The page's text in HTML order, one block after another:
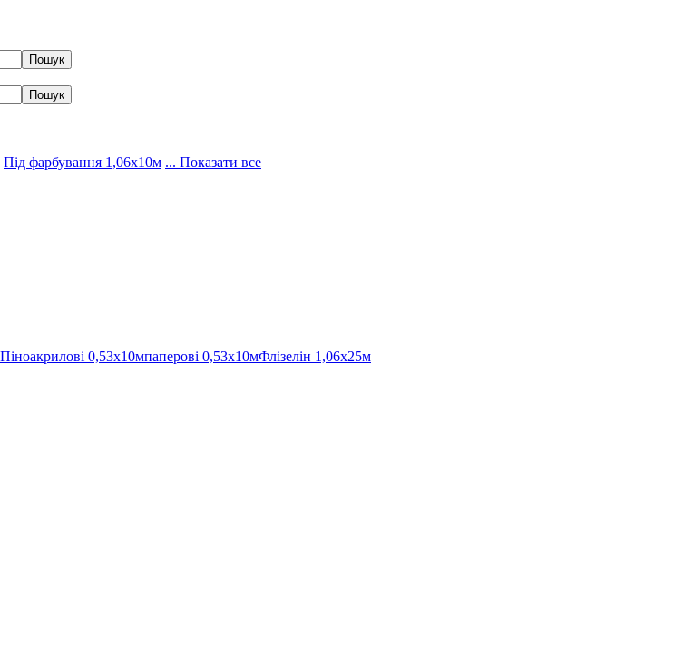
Під фарбування 1,06х10м ... Показати все
Піноакрилові 0,53х10мпаперові 0,53х10мФлізелін 1,06х25м